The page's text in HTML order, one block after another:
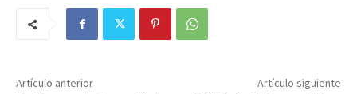
Artículo anterior Artículo siguiente